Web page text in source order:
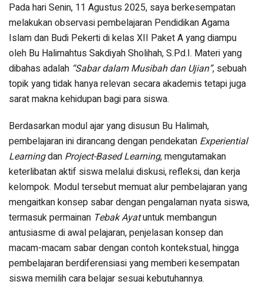
Pada hari Senin, 11 Agustus 2025, saya berkesempatan
melakukan observasi pembelajaran Pendidikan Agama
Islam dan Budi Pekerti di kelas XII Paket A yang diampu
oleh Bu Halimahtus Sakdiyah Sholihah, S.Pd.I. Materi yang
dibahas adalah “Sabar dalam Musibah dan Ujian”, sebuah
topik yang tidak hanya relevan secara akademis tetapi juga
sarat makna kehidupan bagi para siswa.
Berdasarkan modul ajar yang disusun Bu Halimah,
pembelajaran ini dirancang dengan pendekatan Experiential
Learningdan Project-Based Learning, mengutamakan
keterlibatan aktif siswa melalui diskusi, refleksi, dan kerja
kelompok. Modul tersebut memuat alur pembelajaran yang
mengaitkan konsep sabar dengan pengalaman nyata siswa,
termasuk permainan Tebak Ayatuntuk membangun
antusiasme di awal pelajaran, penjelasan konsep dan
macam-macam sabar dengan contoh kontekstual, hingga
pembelajaran berdiferensiasi yang memberi kesempatan
siswa memilih cara belajar sesuai kebutuhannya.